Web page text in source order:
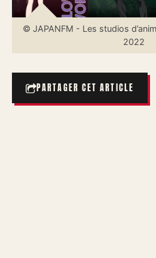
© JAPANFM - Les studios
2022
PARTAGER CET ARTICLE